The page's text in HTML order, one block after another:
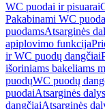
WC puodai ir pisuarai
Pakabinami WC
puodamsAtsarginės
apiplovimo funkcija
ir WC puodų dangčiai
išoriniams bakeliams
puodųWC puodų
puodaiAtsarginės
dangčiaiAtsarginės